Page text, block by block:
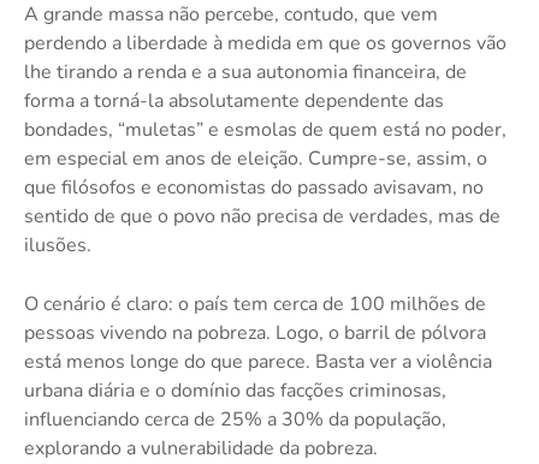
A grande massa não percebe, contudo, que vem
perdendo a liberdade à medida em que os governos vão
lhe tirando a renda e a sua autonomia financeira, de
forma a torná-la absolutamente dependente das
bondades, “muletas” e esmolas de quem está no poder,
em especial em anos de eleição. Cumpre-se, assim, o
que filósofos e economistas do passado avisavam, no
sentido de que o povo não precisa de verdades, mas de
ilusões.
O cenário é claro: o país tem cerca de 100 milhões de
pessoas vivendo na pobreza. Logo, o barril de pólvora
está menos longe do que parece. Basta ver a violência
urbana diária e o domínio das facções criminosas,
influenciando cerca de 25% a 30% da população,
explorando a vulnerabilidade da pobreza.